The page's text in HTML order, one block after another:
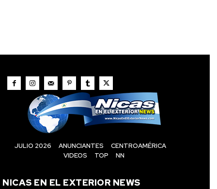
JULIO 2026 ANUNCIANTES
CENTROAMÉRICA
VIDEOS
TOP NN
NICAS EN EL EXTERIOR NEWS